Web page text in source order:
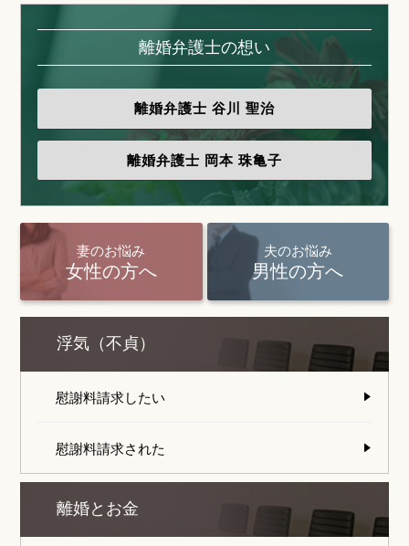
離婚弁護士の想い
離婚弁護士 谷川 聖治
離婚弁護士 岡本 珠亀子
妻のお悩み
女性の方へ
夫のお悩み
男性の方へ
浮気（不貞）
慰謝料請求したい
慰謝料請求された
離婚とお金